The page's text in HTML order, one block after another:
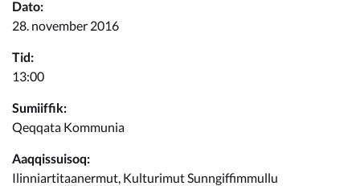
Kommunimi pilersaarut
Kommune pillugu
Dato:
28. november 2016
Tid:
13:00
Sumiiffik:
Qeqqata Kommunia
Aaqqissuisoq:
Ilinniartitaanermut, Kulturimut Sunngiffimmullu